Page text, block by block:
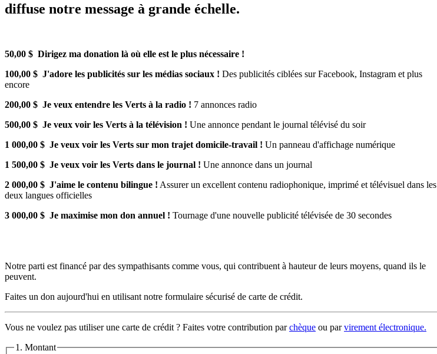
diffuse notre message à grande échelle.
50,00 $ Dirigez ma donation là où elle est le plus nécessaire !
100,00 $ J'adore les publicités sur les médias sociaux ! Des publicités ciblées sur Facebook, Instagram et plus
encore
200,00 $ Je veux entendre les Verts à la radio ! 7 annonces radio
500,00 $ Je veux voir les Verts à la télévision ! Une annonce pendant le journal télévisé du soir
1 000,00 $ Je veux voir les Verts sur mon trajet domicile-travail ! Un panneau d'affichage numérique
1 500,00 $ Je veux voir les Verts dans le journal ! Une annonce dans un journal
2 000,00 $ J'aime le contenu bilingue ! Assurer un excellent contenu radiophonique, imprimé et télévisuel dans les
deux langues officielles
3 000,00 $ Je maximise mon don annuel ! Tournage d'une nouvelle publicité télévisée de 30 secondes
Notre parti est financé par des sympathisants comme vous, qui contribuent à hauteur de leurs moyens, quand ils le
peuvent.
Faites un don aujourd'hui en utilisant notre formulaire sécurisé de carte de crédit.
Vous ne voulez pas utiliser une carte de crédit ? Faites votre contribution parchèque ou parvirement électronique.
1. Montant